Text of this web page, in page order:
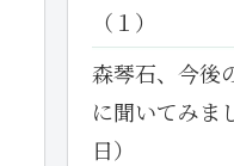
（１）
森琴石、今
に聞いてみま
日）